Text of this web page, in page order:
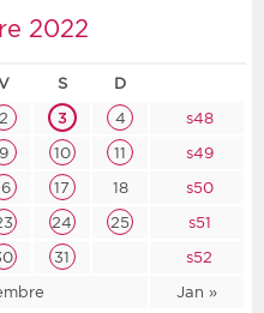
2022
S D
Jan »
2 3 4
s48
9 10 11
s49
17 18
s50
24 25
s51
31 s52